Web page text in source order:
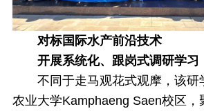
对标国际水产前沿技术
开展系统化、跟岗式调研学习
不同于走马观花式观摩，该研
农业大学Kamphaeng Saen校区，